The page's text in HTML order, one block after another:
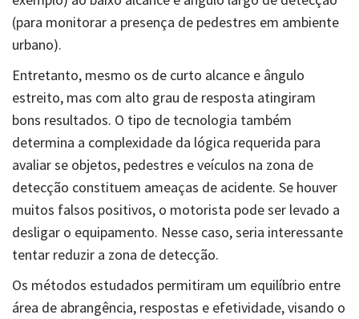
(para monitorar a presença de pedestres em ambiente
urbano).
Entretanto, mesmo os de curto alcance e ângulo
estreito, mas com alto grau de resposta atingiram
bons resultados. O tipo de tecnologia também
determina a complexidade da lógica requerida para
avaliar se objetos, pedestres e veículos na zona de
detecção constituem ameaças de acidente. Se houver
muitos falsos positivos, o motorista pode ser levado a
desligar o equipamento. Nesse caso, seria interessante
tentar reduzir a zona de detecção.
Os métodos estudados permitiram um equilíbrio entre
área de abrangência, respostas e efetividade, visando o